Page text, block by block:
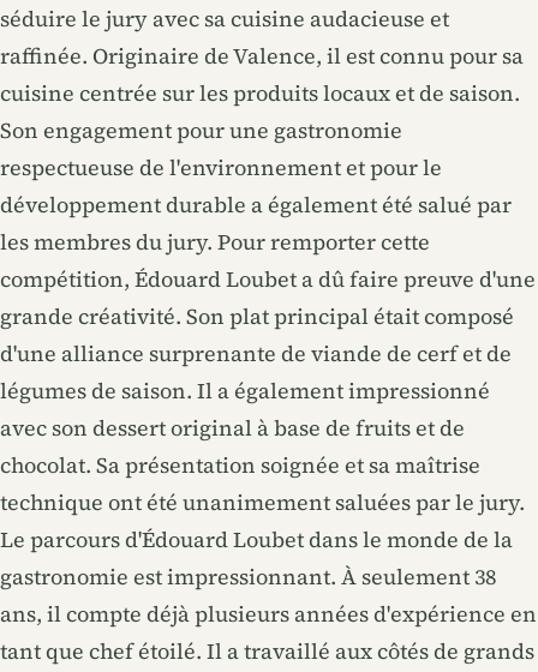
séduire le jury avec sa cuisine audacieuse et
raffinée. Originaire de Valence, il est connu pour sa
cuisine centrée sur les produits locaux et de saison.
Son engagement pour une gastronomie
respectueuse de l'environnement et pour le
développement durable a également été salué par
les membres du jury. Pour remporter cette
compétition, Édouard Loubet a dû faire preuve d'une
grande créativité. Son plat principal était composé
d'une alliance surprenante de viande de cerf et de
légumes de saison. Il a également impressionné
avec son dessert original à base de fruits et de
chocolat. Sa présentation soignée et sa maîtrise
technique ont été unanimement saluées par le jury.
Le parcours d'Édouard Loubet dans le monde de la
gastronomie est impressionnant. À seulement 38
ans, il compte déjà plusieurs années d'expérience en
tant que chef étoilé. Il a travaillé aux côtés de grands